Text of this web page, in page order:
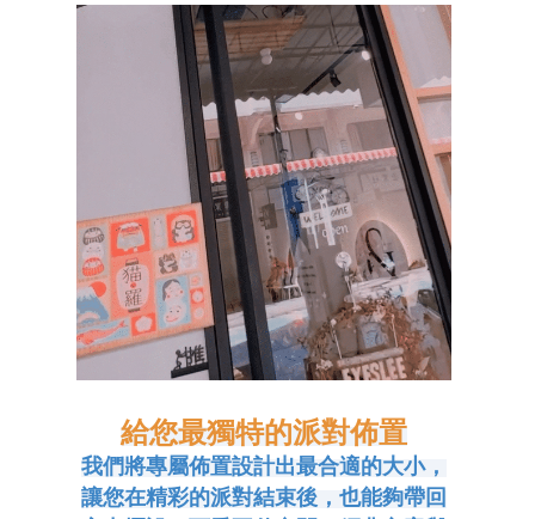
給您最獨特的派對佈置
我們將專屬佈置設計出最合適的大小，
讓您在精彩的派對結束後，也能夠帶回